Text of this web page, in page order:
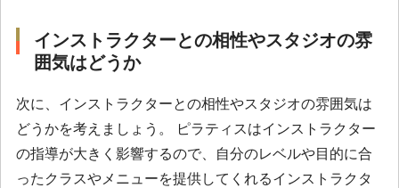
インストラクターとの相性やスタジオの雰
囲気はどうか
次に、インストラクターとの相性やスタジオの雰囲気は
どうかを考えましょう。 ピラティスはインストラクター
の指導が大きく影響するので、自分のレベルや目的に合
ったクラスやメニューを提供してくれるインストラクタ